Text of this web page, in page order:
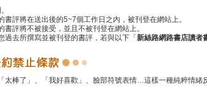
書評將在送出後的5~7個工作日之內，被刊登在網站上。
評將不被接受，並且不被刊登在網站上。
過去所撰寫並被刊登的書評，若與以下「 新絲路網路書店讀者
太棒了」、「我好喜歡」、臉部符號表情…這樣一種純粹情緒